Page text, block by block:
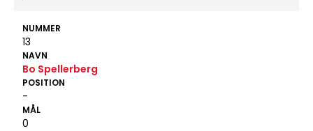
NUMMER
13
NAVN
Bo Spellerberg
POSITION
-
MÅL
0